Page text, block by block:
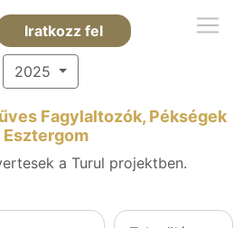
Iratkozz fel
2025
Fagylaltozók, Pékségek
Esztergom
a Turul projektben.